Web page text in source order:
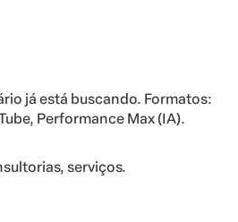
já está buscando. Formatos:
Performance Max (IA).
serviços.